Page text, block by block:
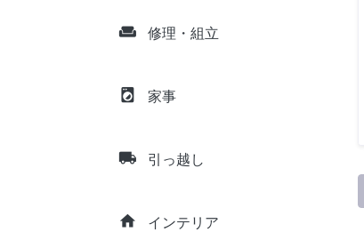
weekend 修理・組立
local_laundry_service 家事
local_shipping 引っ越し
home インテリア